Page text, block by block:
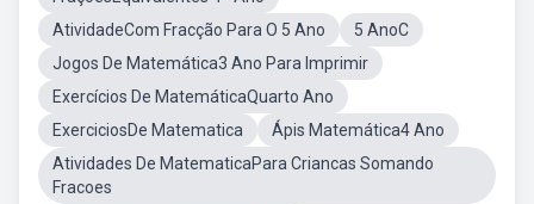
AtividadeCom Fracção Para O 5 Ano
5 AnoC
Jogos De Matemática3 Ano Para Imprimir
Exercícios De MatemáticaQuarto Ano
ExerciciosDe Matematica
Ápis Matemática4 Ano
Atividades De MatematicaPara Criancas Somando
Fracoes